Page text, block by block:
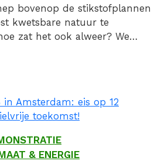
bovenop de stikstofplannen
kwetsbare natuur te
zat het ook alweer? We
& ENERGIE